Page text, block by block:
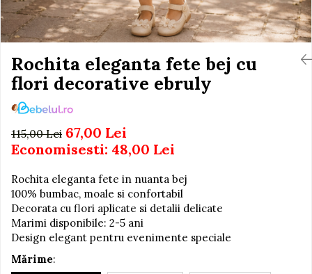
Jucarii de baie
Seturi de frumusete
Caluti balansoar
Interactive, educative si
Figurine
Ateliere si unelte
Covorase de dans
Creative
De plus
Electrocasnice si bucatarii
Fotolii gonflabile
Ingrijire cosmetica mamici
Perioada Alaptarii
Perioada Sarcinii
Pompe de san
Sisteme De Purtare
Rochita eleganta fete bej cu
flori decorative ebruly
115,00 Lei 67,00 Lei
Economisesti: 48,00 Lei
Rochita eleganta fete in nuanta bej
100% bumbac, moale si confortabil
Decorata cu flori aplicate si detalii delicate
Marimi disponibile: 2-5 ani
Design elegant pentru evenimente speciale
Mărime: